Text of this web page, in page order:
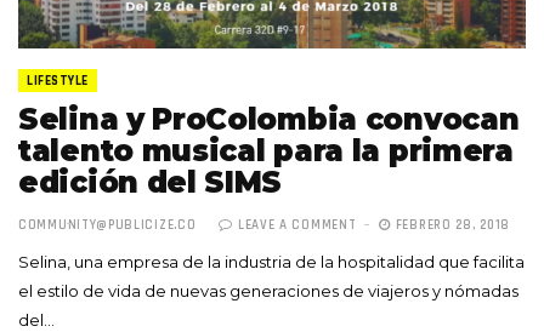
LIFESTYLE
Selina y ProColombia convocan
talento musical para la primera
edición del SIMS
COMMUNITY@PUBLICIZE.CO LEAVE A COMMENT FEBRERO 28, 2018
Selina, una empresa de la industria de la hospitalidad que facilita
el estilo de vida de nuevas generaciones de viajeros y nómadas
del…